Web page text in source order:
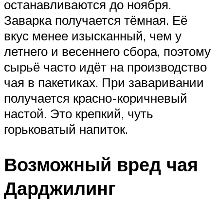
останавливаются до ноября.
Заварка получается тёмная. Её
вкус менее изысканный, чем у
летнего и весеннего сбора, поэтому
сырьё часто идёт на производство
чая в пакетиках. При заваривании
получается красно-коричневый
настой. Это крепкий, чуть
горьковатый напиток.
Возможный вред чая
Дарджилинг